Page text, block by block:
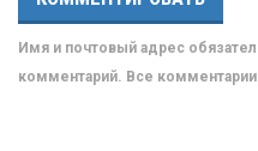
Имя и почтовый адрес
комментарий. Все